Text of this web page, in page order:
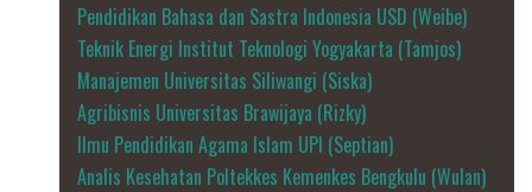
Pendidikan Bahasa dan Sastra Indonesia USD (Weibe)
Teknik Energi Institut Teknologi Yogyakarta (Tamjos)
Manajemen Universitas Siliwangi (Siska)
Agribisnis Universitas Brawijaya (Rizky)
Ilmu Pendidikan Agama Islam UPI (Septian)
Analis Kesehatan Poltekkes Kemenkes Bengkulu (Wulan)